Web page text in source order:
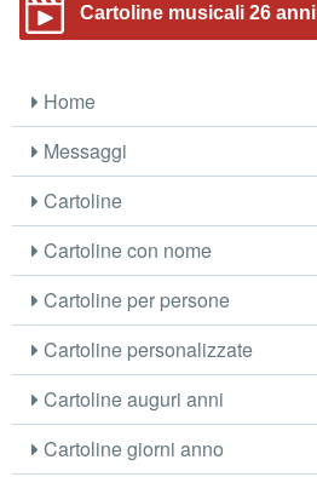
Cartoline musicali 26 anni
Home
Messaggi
Cartoline
Cartoline con nome
Cartoline per persone
Cartoline personalizzate
Cartoline auguri anni
Cartoline giorni anno